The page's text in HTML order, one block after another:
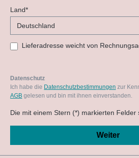
Land*
Lieferadresse weicht von
Datenschutz
Ich habe die Datenschutzbestimmungen zur
AGB gelesen und bin mit ihnen einverstanden.
Die mit einem Stern (*) markierten Felder
Weiter